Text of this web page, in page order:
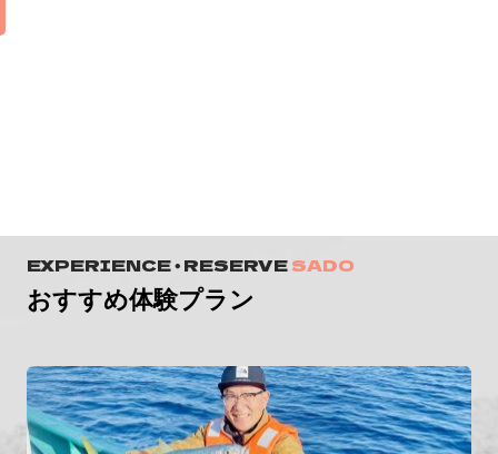
EXPERIENCE ・ RESERVESADO
おすすめ体験プラン